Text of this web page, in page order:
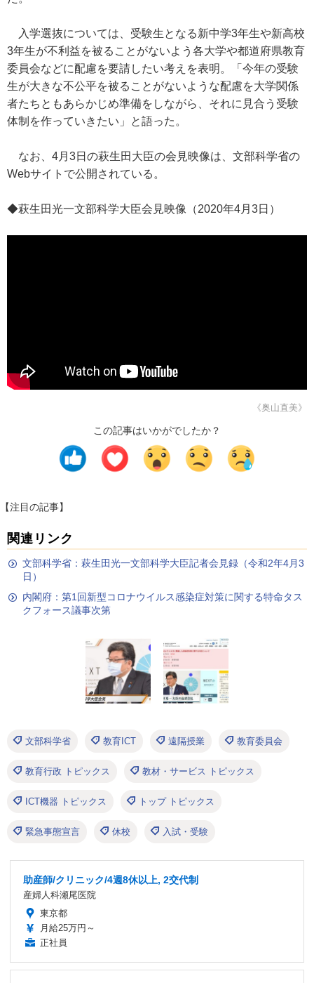
入学選抜については、受験生となる新中学3年生や新高校
3年生が不利益を被ることがないよう各大学や都道府県教育
委員会などに配慮を要請したい考えを表明。「今年の受験
生が大きな不公平を被ることがないような配慮を大学関係
者たちともあらかじめ準備をしながら、それに見合う受験
体制を作っていきたい」と語った。
なお、4月3日の萩生田大臣の会見映像は、文部科学省の
Webサイトで公開されている。
◆萩生田光一文部科学大臣会見映像（2020年4月3日）
《奥山直美》
この記事はいかがでしたか？
【注目の記事】
関連リンク
文部科学省：萩生田光一文部科学大臣記者会見録（令和2年4月3
日）
内閣府：第1回新型コロナウイルス感染症対策に関する特命タス
クフォース議事次第
文部科学省 教育ICT 遠隔授業 教育委員会
教育行政 トピックス 教材・サービス トピックス
ICT機器 トピックス トップ トピックス
緊急事態宣言 休校 入試・受験
助産師/クリニック/4週8休以上, 2交代制
産婦人科瀬尾医院
東京都
月給25万円～
正社員